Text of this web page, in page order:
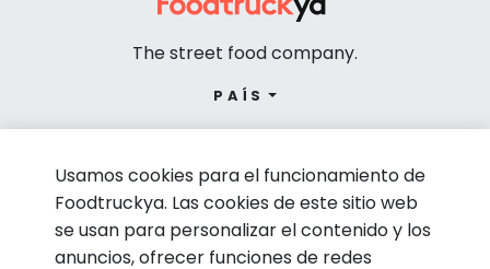
The street food company.
PAÍS
Usamos cookies para el funcionamiento de
Foodtruckya. Las cookies de este sitio web
se usan para personalizar el contenido y los
anuncios, ofrecer funciones de redes